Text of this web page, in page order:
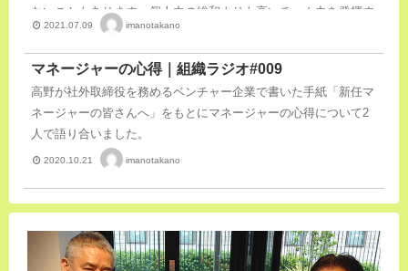
ないこともあります。個人力の総和よりも高いチーム力を発揮す
るために必要なのが「チーム学習」。そしてそのチーム学習に必
須なのが対話。しかも「スーパーな対話」です。
2021.07.09 imanotakano
マネージャーの心得｜組織ラジオ#009
高野が社外取締役を務めるベンチャー企業で書いた手紙「新任マ
ネージャーの皆さんへ」をもとにマネージャーの心得について2
人で語り合いました。
2020.10.21 imanotakano